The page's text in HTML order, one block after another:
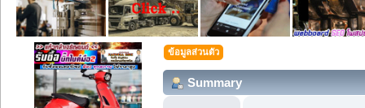
ข้อมูลส่วนตัว
Summary